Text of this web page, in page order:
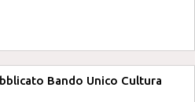
Bando Unico Cultura